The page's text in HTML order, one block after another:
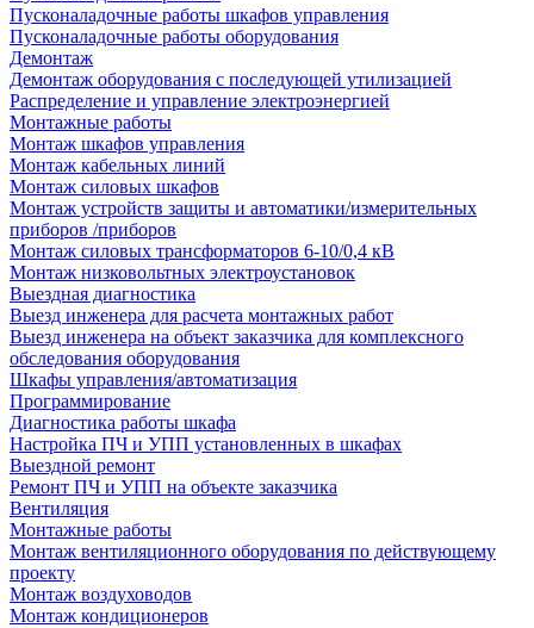
Пусконаладочные работы шкафов управления
Пусконаладочные работы оборудования
Демонтаж
Демонтаж оборудования с последующей утилизацией
Распределение и управление электроэнергией
Монтажные работы
Монтаж шкафов управления
Монтаж кабельных линий
Монтаж силовых шкафов
Монтаж устройств защиты и автоматики/измерительных
приборов /приборов
Монтаж силовых трансформаторов 6-10/0,4 кВ
Монтаж низковольтных электроустановок
Выездная диагностика
Выезд инженера для расчета монтажных работ
Выезд инженера на объект заказчика для комплексного
обследования оборудования
Шкафы управления/автоматизация
Программирование
Диагностика работы шкафа
Настройка ПЧ и УПП установленных в шкафах
Выездной ремонт
Ремонт ПЧ и УПП на объекте заказчика
Вентиляция
Монтажные работы
Монтаж вентиляционного оборудования по действующему
проекту
Монтаж воздуховодов
Монтаж кондиционеров